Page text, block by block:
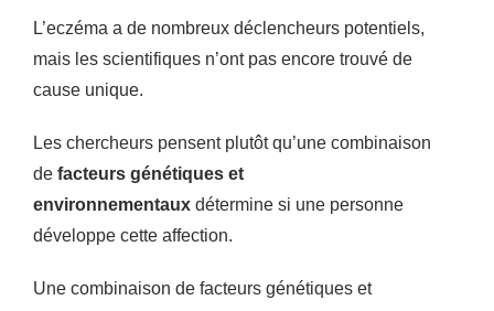
L’eczéma a de nombreux déclencheurs potentiels,
mais les scientifiques n’ont pas encore trouvé de
cause unique.
Les chercheurs pensent plutôt qu’une combinaison
de facteurs génétiques et
environnementaux détermine si une personne
développe cette affection.
Une combinaison de facteurs génétiques et